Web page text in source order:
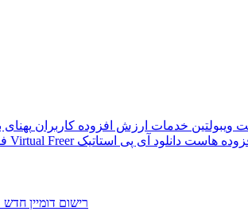
ویبولتین خدمات ارزش افزوده کاربران پهنای
هاست Virtual Freer هاست دانلود آی پی استاتیک
רישום דומיין חדש